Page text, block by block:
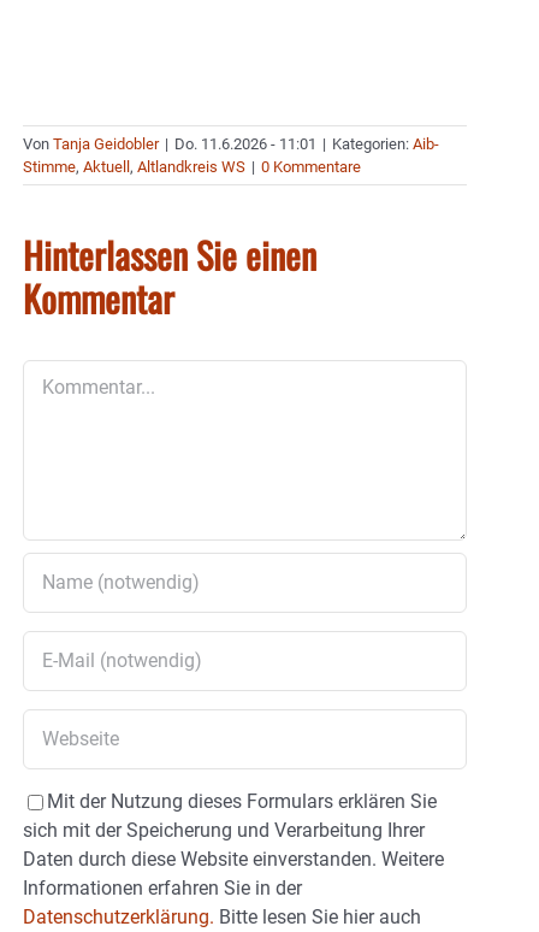
Von Tanja Geidobler | Do. 11.6.2026 - 11:01 | Kategorien: Aib-
Stimme, Aktuell , Altlandkreis WS | 0 Kommentare
Hinterlassen Sie einen
Kommentar
Mit der Nutzung dieses Formulars erklären Sie
sich mit der Speicherung und Verarbeitung Ihrer
Daten durch diese Website einverstanden. Weitere
Informationen erfahren Sie in der
Datenschutzerklärung. Bitte lesen Sie hier auch